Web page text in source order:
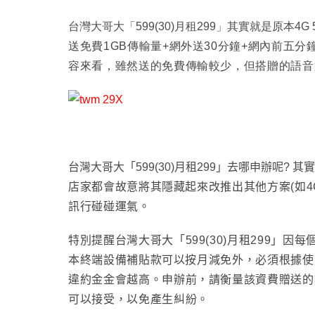
台灣大哥大 「 599(30)月租299 」其實就是原本
送免費1GB傳輸量+網外送30分鐘+網內前五分
容來看 ， 雖然送的免費傳輸較少 ，但搭贈的語
台灣大哥大 「 599(30)月租299 」去哪申辦呢? 其實
店家都會故意將其隱藏起來改推出其他方案(如
訊行碰碰運氣 。
特別提醒台灣大哥大 「599(30)月租299 」因每
本終端設備補貼款可以按月減免外 ，必須根據
違約金金會越高 。申辦前 ， 請衡量該資費贈送
可以接受 ，以免產生糾紛 。